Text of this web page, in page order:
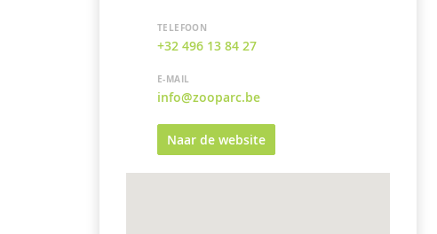
TELEFOON
+32 496 13 84 27
E-MAIL
info@zooparc.be
Naar de website